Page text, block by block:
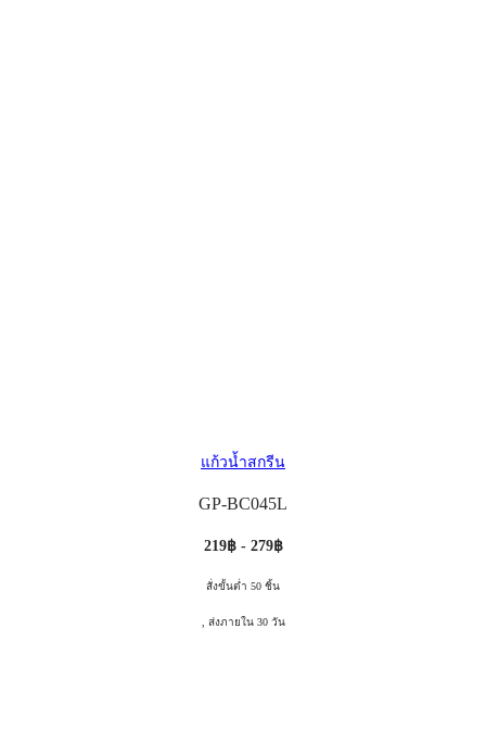
แก้วน้ำสกรีน
GP-BC045L
219฿ - 279฿
สั่งขั้นต่ำ 50 ชิ้น
, ส่งภายใน 30 วัน